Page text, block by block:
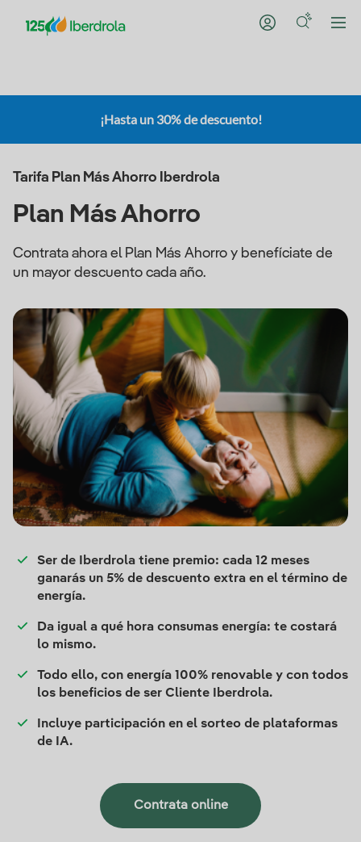
¡Hasta un 30% de descuento!
Tarifa Plan Más Ahorro Iberdrola
Plan Más Ahorro
Contrata ahora el Plan Más Ahorro y benefíciate de
un mayor descuento cada año.
Ser de Iberdrola tiene premio: cada 12 meses
ganarás un 5% de descuento extra en el término de
energía.
Da igual a qué hora consumas energía: te costará
lo mismo.
Todo ello, con energía 100% renovable y con todos
los beneficios de ser Cliente Iberdrola.
Incluye participación en el sorteo de plataformas
de IA.
Contrata online